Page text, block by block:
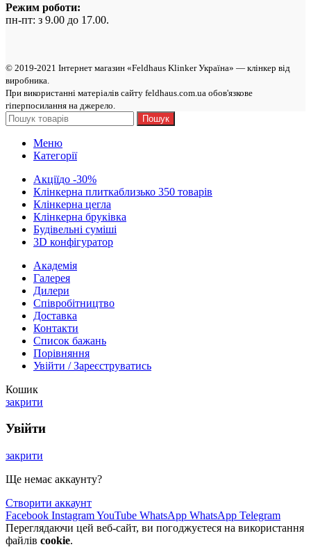
Режим роботи:
пн-пт: з 9.00 до 17.00.
© 2019-2021 Інтернет магазин «Feldhaus Klinker Україна» — клінкер від
виробникa.
При використанні матеріалів сайту feldhaus.com.ua обов'язкове
гіперпосилання на джерело.
Пошук
Меню
Категорії
Акціїдо -30%
Клінкерна плиткаблизько 350 товарів
Клінкерна цегла
Клінкерна бруківка
Будівельні суміші
3D конфігуратор
Академія
Галерея
Дилери
Cпівробітництво
Доставка
Контакти
Список бажань
Порівняння
Увійти / Зареєструватись
Кошик
закрити
Увійти
закрити
Ще немає аккаунту?
Створити аккаунт
Facebook InstagramYouTube WhatsApp WhatsApp Telegram
Переглядаючи цей веб-сайт, ви погоджуєтеся на використання
файлів cookie.